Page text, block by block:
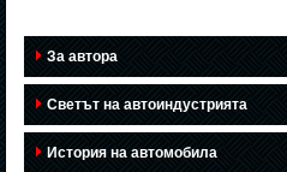
За автора
Светът на автоиндустрията
История на автомобила